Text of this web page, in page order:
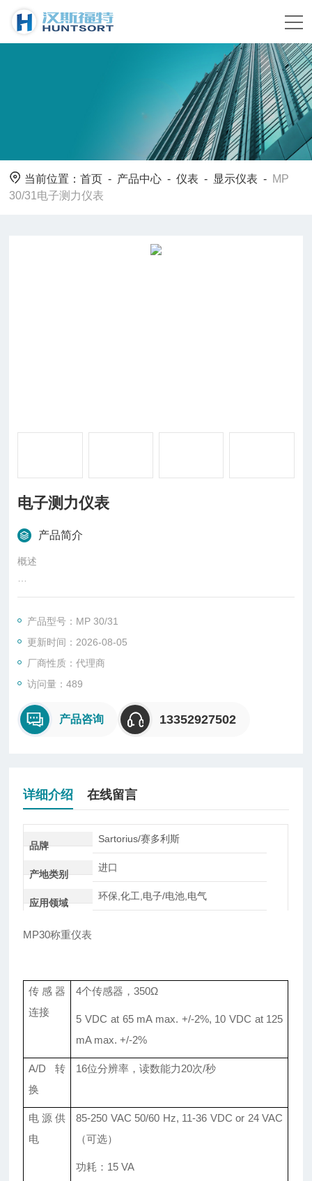
当前位置：首页 - 产品中心 -仪表 - 显示仪表 - MP
30/31电子测力仪表
电子测力仪表
产品简介
概述
称重显示器，是电子衡器中显示被称物的质量和称量状态的仪
模拟量也有数字量，常见的是几至几十毫伏的模拟电压。激励电
源供给称重传感器工作电源，同时供给A/D（模/数）转换单元基
准电压，A/D转换单元把模拟量转换成数字量，然后以数字、文
字或图表等形式显示出称量值和称量状态，并可通过接口与外部
产品型号：MP 30/31
更新时间：2026-08-05
厂商性质：代理商
访问量：489
产品咨询 13352927502
详细介绍 在线留言
品牌
Sartorius/赛多利斯
产地类别
进口
应用领域
环保,化工,电子/电池,电气
MP30称重仪表
传感器
连接
4个传感器，350Ω
5 VDC at 65 mA max. +/-2%, 10 VDC at 125
mA max. +/-2%
A/D转
换
16位分辨率，读数能力20次/秒
电源供
电
85-250 VAC 50/60 Hz, 11-36 VDC or 24 VAC
（可选）
功耗 ： 15 VA